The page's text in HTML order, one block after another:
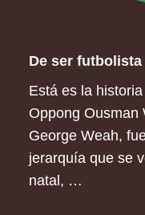
De ser
Está es la
Oppong Ousman
George Weah,
jerarquía que se
natal, …